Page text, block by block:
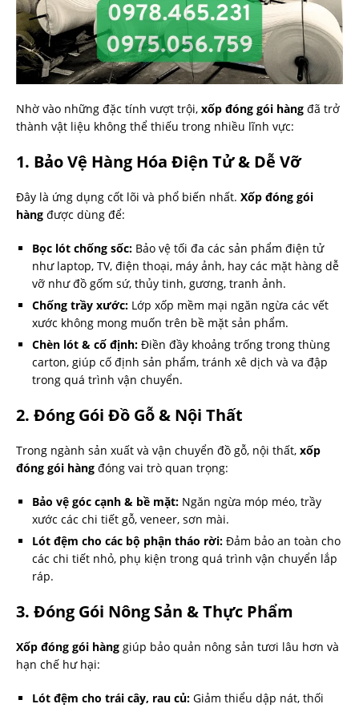
Nhờ vào những đặc tính vượt trội, xốp đóng gói hàng đã trở
thành vật liệu không thể thiếu trong nhiều lĩnh vực:
1. Bảo Vệ Hàng Hóa Điện Tử & Dễ Vỡ
Đây là ứng dụng cốt lõi và phổ biến nhất. Xốp đóng gói
hàng được dùng để:
Bọc lót chống sốc: Bảo vệ tối đa các sản phẩm điện tử
như laptop, TV, điện thoại, máy ảnh, hay các mặt hàng dễ
vỡ như đồ gốm sứ, thủy tinh, gương, tranh ảnh.
Chống trầy xước: Lớp xốp mềm mại ngăn ngừa các vết
xước không mong muốn trên bề mặt sản phẩm.
Chèn lót & cố định: Điền đầy khoảng trống trong thùng
carton, giúp cố định sản phẩm, tránh xê dịch và va đập
trong quá trình vận chuyển.
2. Đóng Gói Đồ Gỗ & Nội Thất
Trong ngành sản xuất và vận chuyển đồ gỗ, nội thất, xốp
đóng gói hàng đóng vai trò quan trọng:
Bảo vệ góc cạnh & bề mặt: Ngăn ngừa móp méo, trầy
xước các chi tiết gỗ, veneer, sơn mài.
Lót đệm cho các bộ phận tháo rời: Đảm bảo an toàn cho
các chi tiết nhỏ, phụ kiện trong quá trình vận chuyển lắp
ráp.
3. Đóng Gói Nông Sản & Thực Phẩm
Xốp đóng gói hàng giúp bảo quản nông sản tươi lâu hơn và
hạn chế hư hại:
Lót đệm cho trái cây, rau củ: Giảm thiểu dập nát, thối